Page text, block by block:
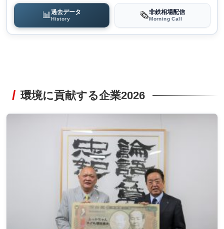
📊過去データ
History 🗞️非鉄相場配信
Morning Call
環境に貢献する企業2026